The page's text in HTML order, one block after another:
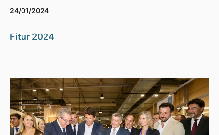
24/01/2024
Fitur 2024